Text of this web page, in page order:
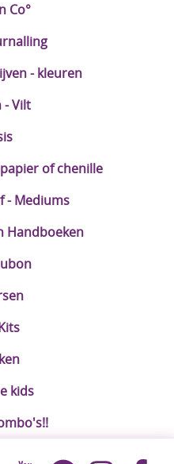
Co°
- kleuren
- Vilt
of chenille
- Mediums
Handboeken
kids